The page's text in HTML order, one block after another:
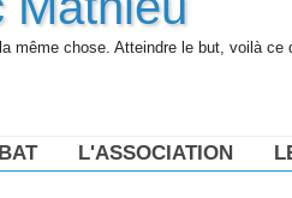
même chose. Atteindre le but, voilà ce
L'ASSOCIATION